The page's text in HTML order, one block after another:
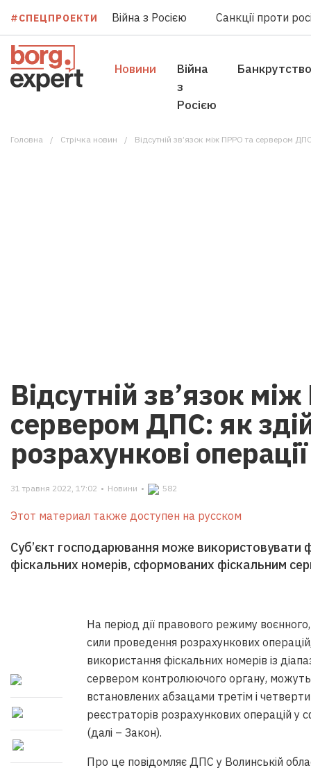
#СПЕЦПРОЕКТИ Війна з Росією Санкції проти
Новини
Війна
з
Росією
Банкрутство
Головна Стрічка новин Відсутній зв’язок між ПРРО та сервером ДПС:
Відсутній зв’язок
сервером ДПС: як
розрахункові
31 травня 2022, 17:02 • Новини • 582
Этот материал также доступен на русском
Суб’єкт господарювання може використовувати
фіскальних номерів, сформованих фіскальним
На період дії правового режиму
сили проведення розрахункових
використання фіскальних номерів із
сервером контролюючого органу,
встановлених абзацами третім і
реєстраторів розрахункових операцій у
(далі – Закон).
Про це повідомляє ДПС у Волинській